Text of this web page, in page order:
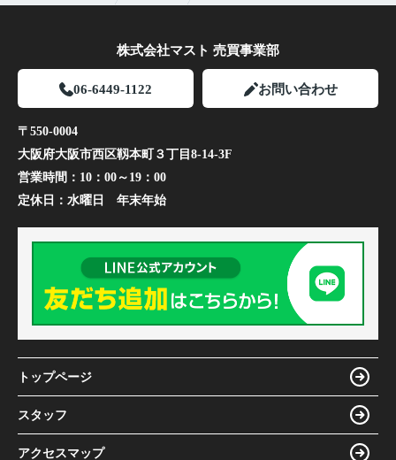
株式会社マスト 売買事業部
06-6449-1122 お問い合わせ
〒550-0004
大阪府大阪市西区靱本町３丁目8-14-3F
営業時間： 10：00～19：00
定休日： 水曜日 年末年始
トップページ
スタッフ
アクセスマップ